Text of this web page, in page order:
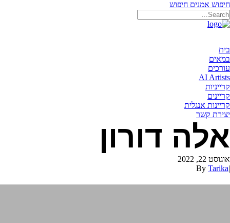
חיפוש אמנים חיפוש
בית
במאים
עורכים
AI Artists
קרייניות
קריינים
קריינות אנגלית
יצירת קשר
אלה דורון
אוגוסט 22, 2022
|
By Tarika